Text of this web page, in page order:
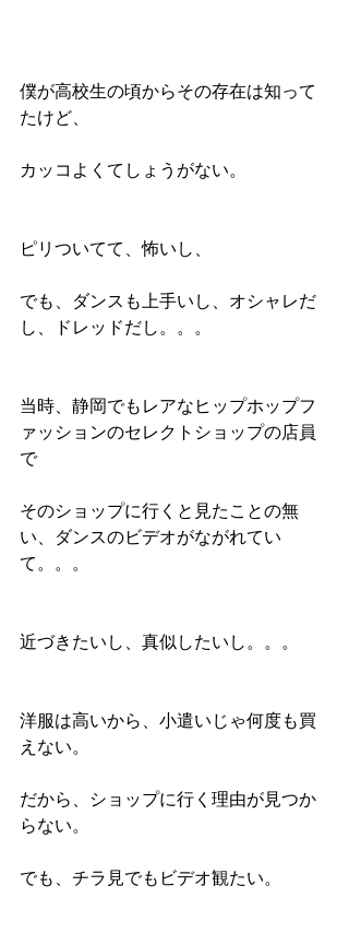
僕が高校生の頃からその存在は知って
たけど、
カッコよくてしょうがない。
ピリついてて、怖いし、
でも、ダンスも上手いし、オシャレだ
し、ドレッドだし。。。
当時、静岡でもレアなヒップホップフ
ァッションのセレクトショップの店員
で
そのショップに行くと見たことの無
い、ダンスのビデオがながれてい
て。。。
近づきたいし、真似したいし。。。
洋服は高いから、小遣いじゃ何度も買
えない。
だから、ショップに行く理由が見つか
らない。
でも、チラ見でもビデオ観たい。